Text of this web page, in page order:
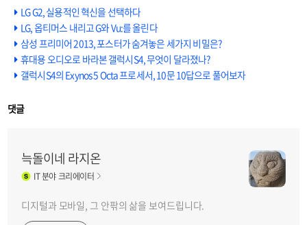
LG G2, 실용적인 혁신을 선택하다
LG, 옵티머스 내리고 G와 Vu:를 올린다
삼성 프리미어 2013, 포스터가 숨겨놓은 세가지 비밀은?
휴대용 오디오로 바라본 갤럭시S4, 무엇이 달라졌나?
갤럭시S4의 Exynos 5 Octa 프로세서, 10문 10답으로 풀어보자
댓글
늑돌이네 라지온
IT분야 크리에이터
디지털과 모바일, 그 안팎의 삶을 보여드립니다.